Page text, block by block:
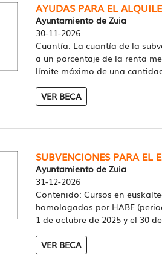
AYUDAS PARA EL
Ayuntamiento de Zuia
30-11-2026
Cuantía: La cuantía de la
a un porcentaje de la renta
límite máximo de una
VER BECA
SUBVENCIONES PARA EL
Ayuntamiento de Zuia
31-12-2026
Contenido: Cursos en
homologados por HABE
1 de octubre de 2025 y el 30
VER BECA